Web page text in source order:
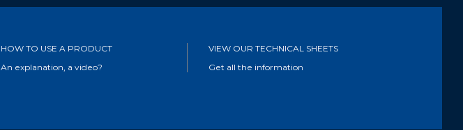
HOW TO USE A PRODUCT
An explanation, a video?
VIEW OUR TECHNICAL SHEETS
Get all the information